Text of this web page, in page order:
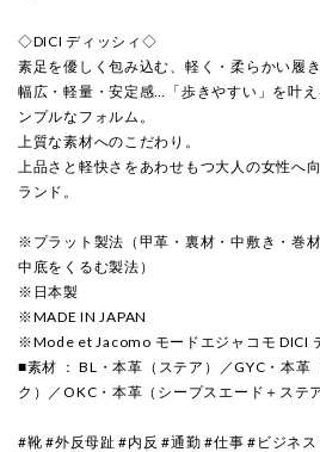
◇DICI ディッシィ◇
素足を優しく包み込む、軽く・柔らかい履き
幅広・軽量・安定感…「歩きやすい」を叶
ンプルなフォルム。
上質な素材へのこだわり。
上品さと軽快さをあわせもつ大人の女性へ
ランド。
※プラット製法（甲革・裏材・中敷き・巻
中底をくるむ製法）
※日本製
※MADE IN JAPAN
※Mode et Jacomo モードエジャコモ DICI
■素材 ： BL・本革（ステア）／GYC・本革
ク）／OKC・本革（シープスエード＋ステ
#靴 #外反母趾 #内反 #通勤 #仕事 #ビジネ